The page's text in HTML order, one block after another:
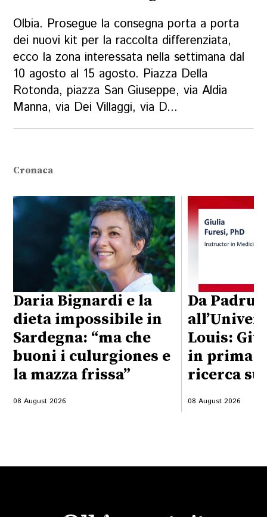
Olbia. Prosegue la consegna porta a porta
dei nuovi kit per la raccolta differenziata,
ecco la zona interessata nella settimana dal
10 agosto al 15 agosto. Piazza Della
Rotonda, piazza San Giuseppe, via Aldia
Manna, via Dei Villaggi, via D...
Cronaca
Daria Bignardi e la
dieta impossibile in
Sardegna: “ma che
buoni i culurgiones e
la mazza frissa”
08 August 2026
Da Padru
Louis:
in prima
ricerca
08 August 2026